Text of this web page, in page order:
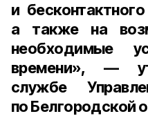
и
а также на
необходимые
времени», —
службе
по Белгородской